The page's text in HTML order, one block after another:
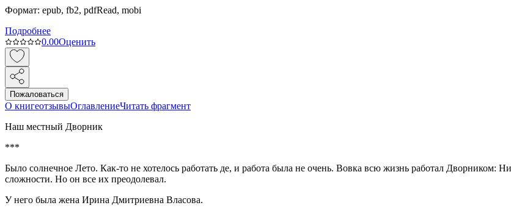
Формат: epub, fb2, pdfRead, mobi
Подробнее
0.00Оценить
Пожаловаться
О книгеотзывыОглавлениеЧитать фрагмент
Наш местный Дворник
***
Было солнечное Лето. Как-то не хотелось работать де, и работа была не очень. Вовка всю жизнь работал Дворником:
сложности. Но он все их преодолевал.
У него была жена Ирина Дмитриевна Власова.